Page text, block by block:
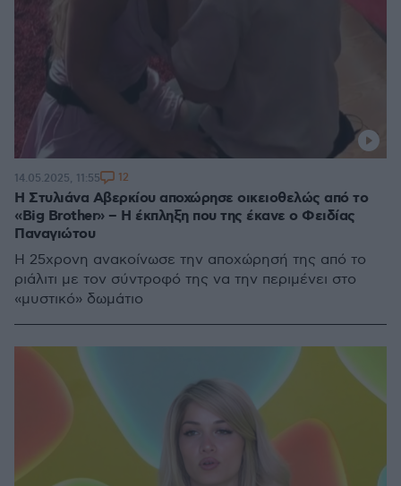
H Στυλιάνα Αβερκίου αποχώρησε οικειοθελώς από το
«Big Brother» – Η έκπληξη που της έκανε ο Φειδίας
Παναγιώτου
Η 25χρονη ανακοίνωσε την αποχώρησή της από το
ριάλιτι με τον σύντροφό της να την περιμένει στο
«μυστικό» δωμάτιο
14.05.2025, 11:55 12